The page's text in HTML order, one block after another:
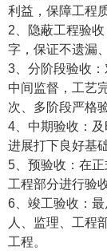
利益，保障工程
2、隐蔽工程验
字，保证不遗漏
3、分阶段验收
中间监督，工艺
次、多阶段严格
4、中期验收：
进展打下良好基础
5、预验收：在
工程部分进行验
6、竣工验收：
人、监理、工程
工程。